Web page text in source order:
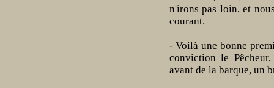
n'irons pas loin, et
courant.
- Voilà une bonne
conviction le
avant de la barque, un